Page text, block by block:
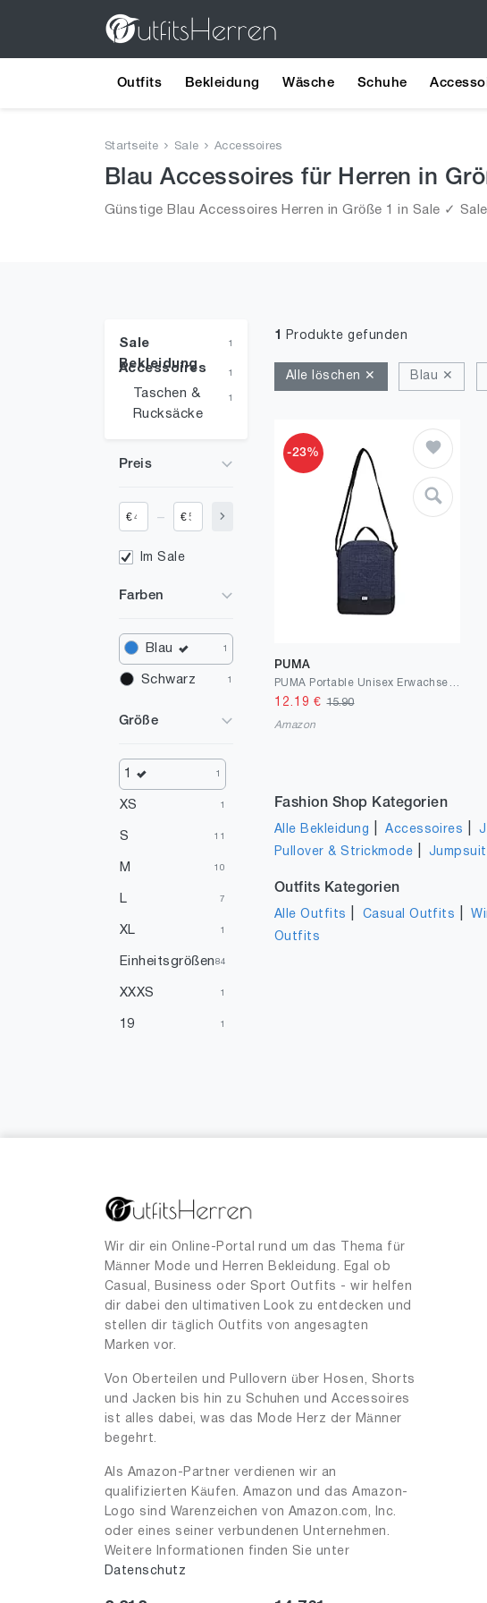
Outfits Bekleidung Wäsche Schuhe
Startseite Sale Accessoires
Blau Accessoires für Herren in
Günstige Blau Accessoires Herren in Größe 1 in Sale ✓
Sale
Bekleidung
1
Accessoires 1
Taschen &
Rucksäcke
1
Preis
€ €
Im Sale
Farben
Blau 1
Schwarz 1
Größe
1 1
XS 1
S 11
M 10
L 7
XL 1
Einheitsgrößen 84
XXXS 1
19 1
41 1
45 2
52 1
56
59
85 1
90
95 1
1 Produkte gefunden
Alle löschen ✕ Blau ✕
-23%
PUMA
12.19 €15.90
Amazon
Fashion Shop Kategorien
Alle Bekleidung |Accessoires |
Pullover & Strickmode |
Outfits Kategorien
Alle Outfits Casual Outfits |
Outfits
Wir dir ein Online-Portal rund um das Thema für
Männer Mode und Herren Bekleidung. Egal ob
Casual, Business oder Sport Outfits - wir helfen
dir dabei den ultimativen Look zu entdecken und
stellen dir täglich Outfits von angesagten
Marken vor.
Von Oberteilen und Pullovern über Hosen, Shorts
und Jacken bis hin zu Schuhen und Accessoires
ist alles dabei, was das Mode Herz der Männer
begehrt.
Als Amazon-Partner verdienen wir an
qualifizierten Käufen. Amazon und das Amazon-
Logo sind Warenzeichen von Amazon.com, Inc.
oder eines seiner verbundenen Unternehmen.
Weitere Informationen finden Sie unter
Datenschutz